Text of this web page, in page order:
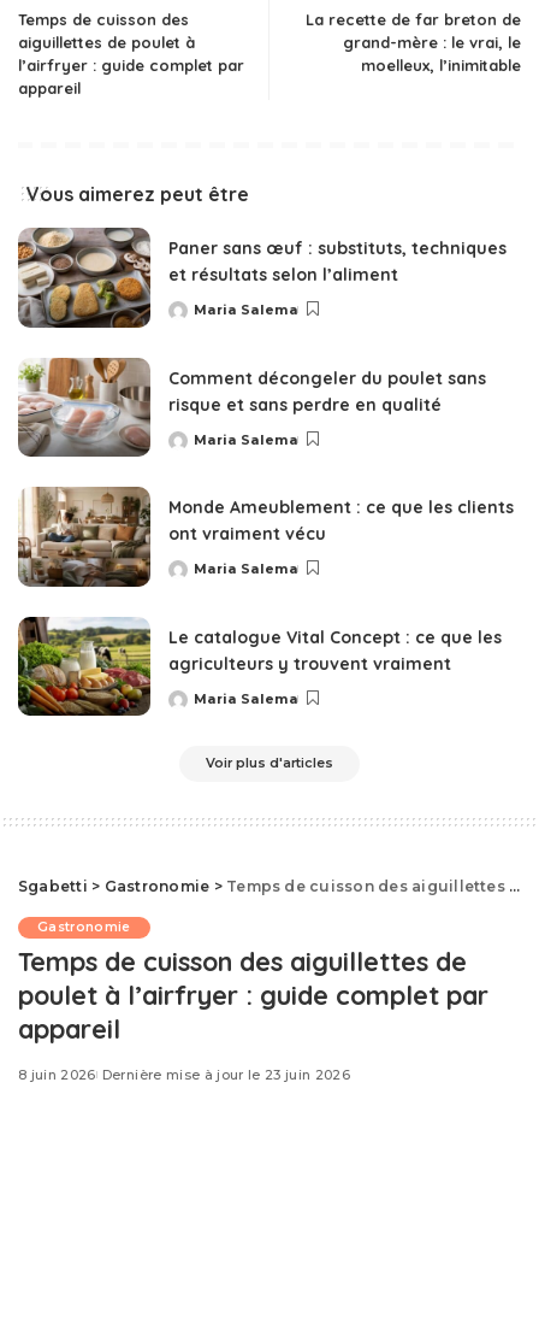
Temps de cuisson des
aiguillettes de poulet à
l’airfryer : guide complet par
appareil
La recette de far breton de
grand-mère : le vrai, le
moelleux, l’inimitable
Vous aimerez peut être
Paner sans œuf : substituts, techniques
et résultats selon l’aliment
Posted
Maria Salema
Comment décongeler du poulet sans
risque et sans perdre en qualité
Posted
Maria Salema
Monde Ameublement : ce que les clients
ont vraiment vécu
Posted
Maria Salema
Le catalogue Vital Concept : ce que les
agriculteurs y trouvent vraiment
Posted
Maria Salema
Voir plus d'articles
Sgabetti > Gastronomie > Temps de cuisson des aiguillettes de poulet à l’airfryer : guide complet par appareil
Gastronomie
Temps de cuisson des aiguillettes de
poulet à l’airfryer : guide complet par
appareil
8 juin 2026 Dernière mise à jour le 23 juin 2026